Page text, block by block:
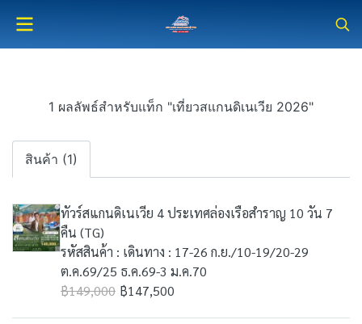
1 ผลลัพธ์สำหรับแท็ก "เที่ยวสแกนดิเนเวีย 2026"
สินค้า (1)
ทัวร์สแกนดิเนเวีย 4 ประเทศล่องเรือสำราญ 10 วัน 7
คืน (TG)
รหัสสินค้า : เดินทาง : 17-26 ก.ย./10-19/20-29
ต.ค.69/25 ธ.ค.69-3 ม.ค.70
฿149,000 ฿147,500